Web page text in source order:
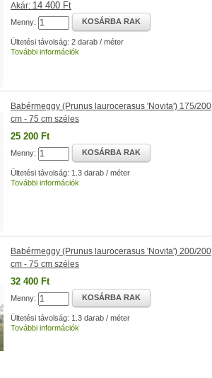
Akár: 14 400 Ft
Menny: KOSÁRBA RAK
Ültetési távolság: 2 darab / méter
További információk
Babérmeggy (Prunus laurocerasus 'Novita') 175/200
cm - 75 cm széles
25 200 Ft
Menny: KOSÁRBA RAK
Ültetési távolság: 1.3 darab / méter
További információk
Babérmeggy (Prunus laurocerasus 'Novita') 200/200
cm - 75 cm széles
32 400 Ft
Menny: KOSÁRBA RAK
Ültetési távolság: 1.3 darab / méter
További információk